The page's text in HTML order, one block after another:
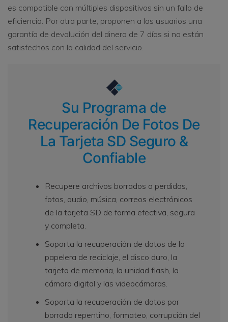
es compatible con múltiples dispositivos sin un fallo de
eficiencia. Por otra parte, proponen a los usuarios una
garantía de devolución del dinero de 7 días si no están
satisfechos con la calidad del servicio.
Su Programa de
Recuperación De Fotos De
La Tarjeta SD Seguro &
Confiable
Recupere archivos borrados o perdidos,
fotos, audio, música, correos electrónicos
de la tarjeta SD de forma efectiva, segura
y completa.
Soporta la recuperación de datos de la
papelera de reciclaje, el disco duro, la
tarjeta de memoria, la unidad flash, la
cámara digital y las videocámaras.
Soporta la recuperación de datos por
borrado repentino, formateo, corrupción del